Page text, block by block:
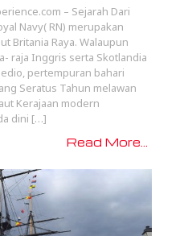
– Sejarah Dari
Navy( RN) merupakan
Britania Raya. Walaupun
raja Inggris serta Skotlandia
pertempuran bahari
Seratus Tahun melawan
Kerajaan modern
dini […]
Read More...